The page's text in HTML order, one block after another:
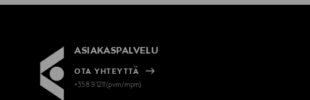
ASIAKASPALVELU
OTA YHTEYTTÄ
+358 9 1211(pvm/mpm)